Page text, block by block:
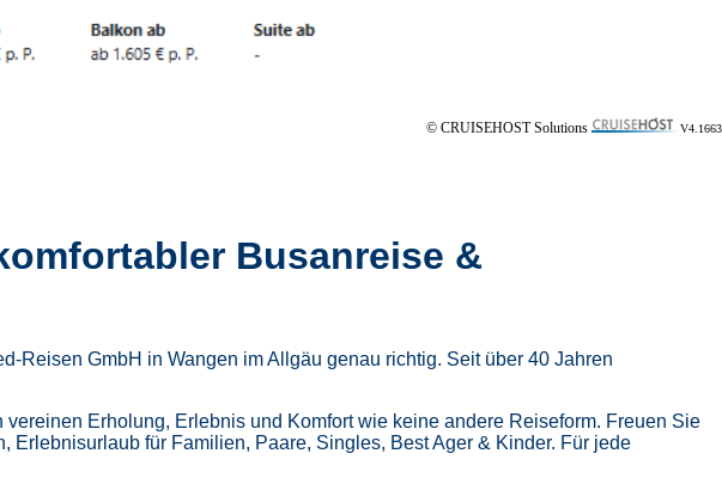
© CRUISEHOST Solutions V4.1663
Busanreise &
Reisen GmbH in Wangen im Allgäu genau richtig. Seit über 40 Jahren
Erholung, Erlebnis und Komfort wie keine andere Reiseform. Freuen Sie
Erlebnisurlaub für Familien, Paare, Singles, Best Ager & Kinder. Für jede